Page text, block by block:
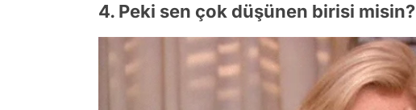
4. Peki sen çok düşünen birisi misin?